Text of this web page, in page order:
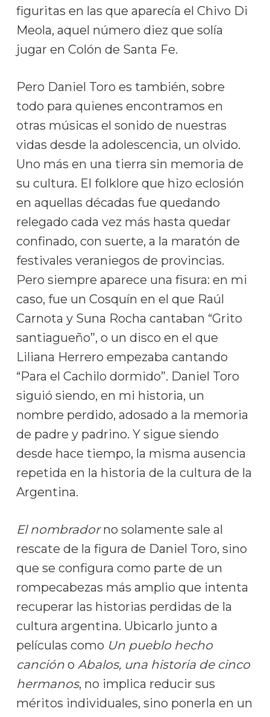
figuritas en las que aparecía el Chivo Di
Meola, aquel número diez que solía
jugar en Colón de Santa Fe.
Pero Daniel Toro es también, sobre
todo para quienes encontramos en
otras músicas el sonido de nuestras
vidas desde la adolescencia, un olvido.
Uno más en una tierra sin memoria de
su cultura. El folklore que hizo eclosión
en aquellas décadas fue quedando
relegado cada vez más hasta quedar
confinado, con suerte, a la maratón de
festivales veraniegos de provincias.
Pero siempre aparece una fisura: en mi
caso, fue un Cosquín en el que Raúl
Carnota y Suna Rocha cantaban “Grito
santiagueño”, o un disco en el que
Liliana Herrero empezaba cantando
“Para el Cachilo dormido”. Daniel Toro
siguió siendo, en mi historia, un
nombre perdido, adosado a la memoria
de padre y padrino. Y sigue siendo
desde hace tiempo, la misma ausencia
repetida en la historia de la cultura de la
Argentina.
El nombradorno solamente sale al
rescate de la figura de Daniel Toro, sino
que se configura como parte de un
rompecabezas más amplio que intenta
recuperar las historias perdidas de la
cultura argentina. Ubicarlo junto a
películas como Un pueblo hecho
cancióno Abalos, una historia de cinco
hermanos, no implica reducir sus
méritos individuales, sino ponerla en un